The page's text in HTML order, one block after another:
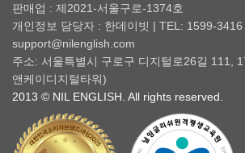
판매업 : 제2021-서울구로-1374호
개인정보 담당자 : 한데이빗 | TEL: 1599-3416
support@nilenglish.com
주소: 서울특별시 구로구 디지털로26길 111,
앤케이디지털타워)
2013 © NIL ENGLISH. All rights reserved.